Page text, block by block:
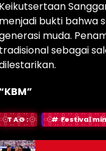
Keikutsertaan
menjadi bukti bahwa
muda.
tradisional sebagai
TAG: Festival